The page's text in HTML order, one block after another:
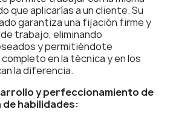
que aplicarías a un cliente. Su
garantiza una fijación firme y
trabajo, eliminando
y permitiéndote
en la técnica y en los
la diferencia.
y perfeccionamiento de
de habilidades: